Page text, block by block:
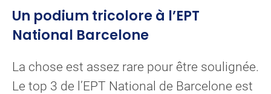
Un podium tricolore à l’EPT
National Barcelone
La chose est assez rare pour être soulignée.
Le top 3 de l’EPT National de Barcelone est